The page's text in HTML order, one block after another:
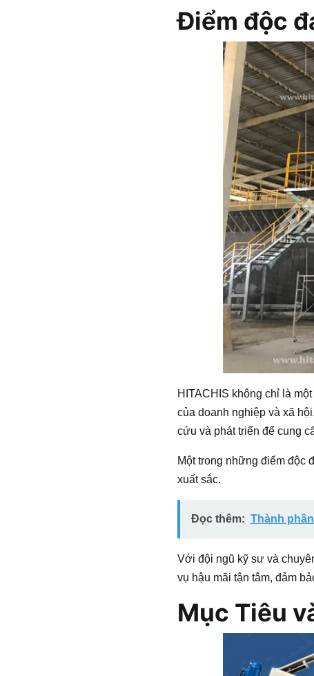
Điểm độc
HITACHIS không chỉ là
của doanh nghiệp và xã
cứu và phát triển để cung
Một trong những điểm độc
xuất sắc.
Đọc thêm: Thành
Với đội ngũ kỹ sư và
vụ hậu mãi tận tâm, đảm
Mục Tiêu